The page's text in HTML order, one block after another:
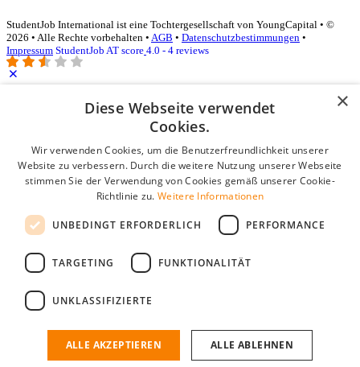
StudentJob International ist eine Tochtergesellschaft von YoungCapital • ©
2026 • Alle Rechte vorbehalten • AGB • Datenschutzbestimmungen •
Impressum StudentJob AT score 4.0 - 4 reviews
Login für Unternehmen
Passwort
Angemeldet bleiben
Passwort vergessen?
Kostenloses Unternehmensprofil
Wenn Sie sich registriert haben, können Sie ein Unternehmensprofil
passenden Mitarbeiter zu finden.
×
Diese Webseite verwendet
Cookies.
Wir verwenden Cookies, um die Benutzerfreundlichkeit unserer
Website zu verbessern. Durch die weitere Nutzung unserer Webseite
stimmen Sie der Verwendung von Cookies gemäß unserer Cookie-
Richtlinie zu. Weitere Informationen
UNBEDINGT ERFORDERLICH PERFORMANCE
TARGETING FUNKTIONALITÄT
UNKLASSIFIZIERTE
ALLE AKZEPTIEREN ALLE ABLEHNEN